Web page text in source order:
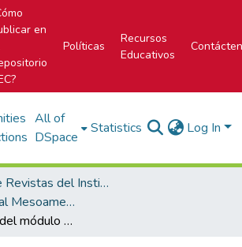
en
Políticas
Recursos
Educativos
All of
DSpace
Statistics Log In
Portal de Revistas del Instituto Tecnológico de Costa Rica
Revista Forestal Mesoamericana Kurú
Determinación del módulo de elasticidad por los métodos dinámico y estático para madera termo-tratada de Gmelina arborea y Tectona grandis